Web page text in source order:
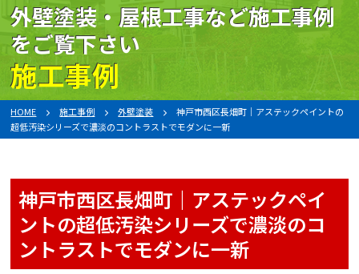
外壁塗装・屋根工事など施工事例
をご覧下さい
施工事例
HOME 施工事例 外壁塗装
神戸市西区長畑町｜アステックペイントの
超低汚染シリーズで濃淡のコントラストでモダンに一新
神戸市西区長畑町｜アステックペイ
ントの超低汚染シリーズで濃淡のコ
ントラストでモダンに一新